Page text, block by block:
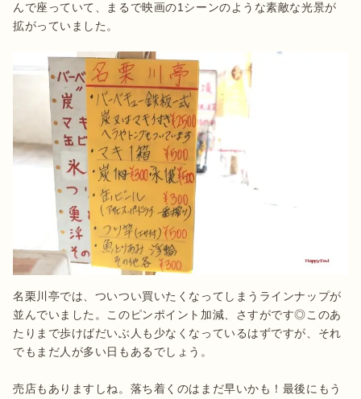
んで座っていて、まるで映画の1シーンのような素敵な光景が
拡がっていました。
名栗川亭では、ついつい買いたくなってしまうラインナップが
並んでいました。このピンポイント加減、さすがです◎このあ
たりまで歩けばだいぶ人も少なくなっているはずですが、それ
でもまだ人が多い日もあるでしょう。
売店もありますしね。落ち着くのはまだ早いかも！最後にもう